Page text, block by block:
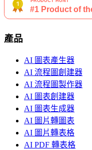
產品
AI 圖表產生器
AI 流程圖創建器
AI 流程圖製作器
AI 圖表創建器
AI 圖表生成器
AI 圖片轉圖表
AI 圖片轉表格
AI PDF 轉表格